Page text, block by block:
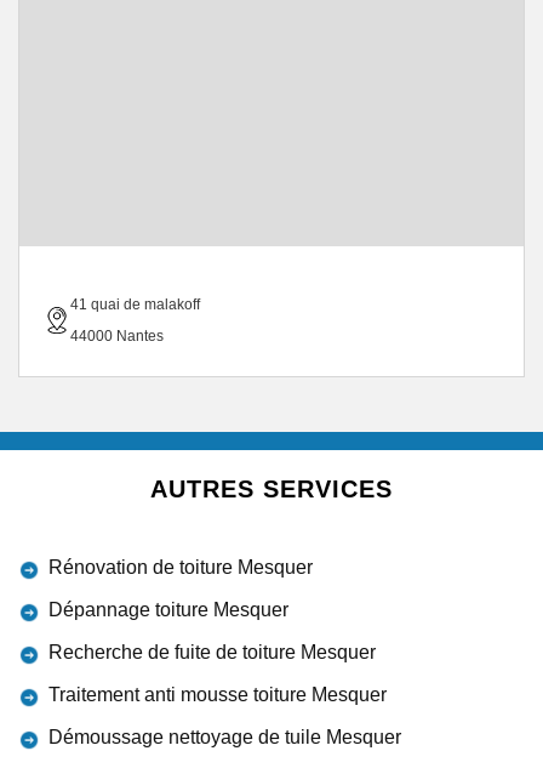
41 quai de malakoff
44000 Nantes
AUTRES SERVICES
Rénovation de toiture Mesquer
Dépannage toiture Mesquer
Recherche de fuite de toiture Mesquer
Traitement anti mousse toiture Mesquer
Démoussage nettoyage de tuile Mesquer